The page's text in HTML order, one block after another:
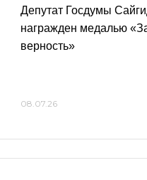
Депутат Госдумы
награжден медалью
верность»
08.07.26